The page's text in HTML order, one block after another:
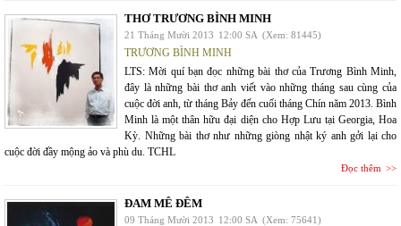
THƠ TRƯƠNG BÌNH MINH
21 Tháng Mười 2013 12:00 SA (Xem: 81445)
TRƯƠNG BÌNH MINH
LTS: Mời quí bạn đọc những bài thơ của Trương Bình Minh,
đây là những bài thơ anh viết vào những tháng sau cùng của
cuộc đời anh, từ tháng Bảy đến cuối tháng Chín năm 2013. Bình
Minh là một thân hữu đại diện cho Hợp Lưu tại Georgia, Hoa
Kỳ. Những bài thơ như những giòng nhật ký anh gởi lại cho
cuộc đời đầy mộng ảo và phù du. TCHL
Đọc thêm
ĐAM MÊ ĐÊM
09 Tháng Mười 2013 12:00 SA (Xem: 75641)